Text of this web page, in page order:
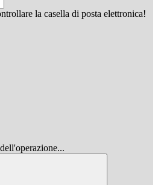
la casella di posta elettronica!